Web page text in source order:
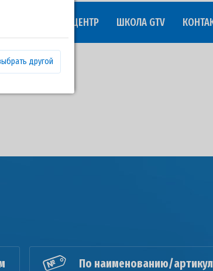
другой
ПРЕСС-ЦЕНТР ШКОЛА GTV
По наименованию/